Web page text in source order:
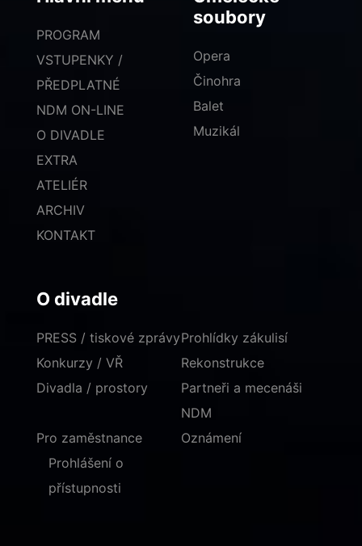
PROGRAM
VSTUPENKY /
PŘEDPLATNÉ
NDM ON-LINE
O DIVADLE
EXTRA
ATELIÉR
ARCHIV
KONTAKT
soubory
Opera
Činohra
Balet
Muzikál
O divadle
PRESS / tiskové zprávy
Konkurzy / VŘ
Divadla / prostory
Prohlídky zákulisí
Rekonstrukce
Partneři a mecenáši
NDM
Pro zaměstnance
Oznámení
Prohlášení o
přístupnosti